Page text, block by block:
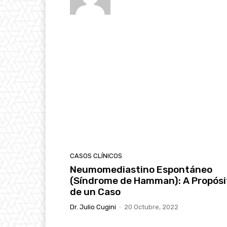
CASOS CLÍNICOS
Neumomediastino Espontáneo
(Síndrome de Hamman): A
de un Caso
Dr. Julio Cugini - 20 Octubre, 2022